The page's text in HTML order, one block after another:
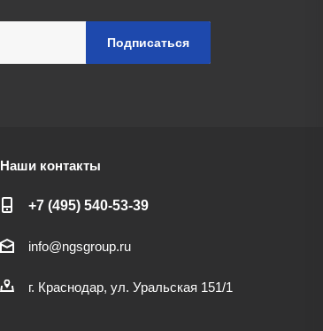
Наши контакты
+7 (495) 540-53-39
info@ngsgroup.ru
г. Краснодар, ул. Уральская 151/1